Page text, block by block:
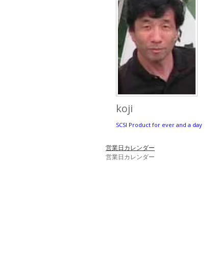
koji
SCSI Product for ever and a day
営業日カレンダー
営業日カレンダー